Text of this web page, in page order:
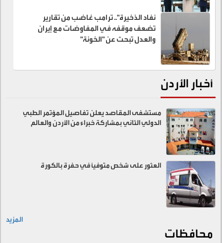
نفاد الذخيرة".. ترامب غاضب من تقارير
تضعف موقفه في المفاوضات مع إيران
والعدل تبحث عن "الخونة"
أخبار الأردن
مستشفى المقاصد يعلن تفاصيل المؤتمر الطبي
الدولي الثاني بمشاركة خبراء من الأردن والعالم
العثور على شخص متوفيًا في حفرة بالكورة
المزيد
محافظات